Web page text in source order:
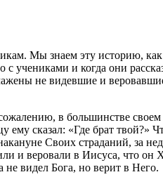
Мы знаем эту историю,
и когда они
не видевшие и
в большинстве
сказал: «Где брат твой?»
Своих страданий, за
и веровали в Иисуса, что он
видел Бога, но верит в Него.